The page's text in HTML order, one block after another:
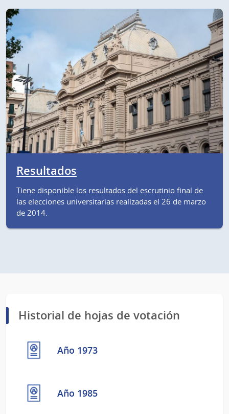
Resultados
Tiene disponible los resultados del escrutinio final de
las elecciones universitarias realizadas el 26 de marzo
de 2014.
Historial de hojas de votación
Año 1973
Año 1985